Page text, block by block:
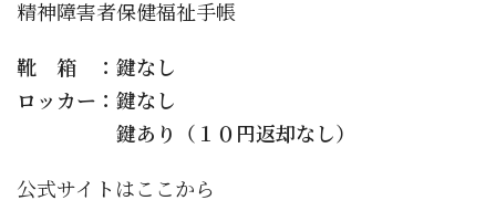
精神障害者保健福祉手帳
靴 箱 ：鍵なし
ロッカー： 鍵なし
鍵あり（１０円返却なし）
公式サイトはここから